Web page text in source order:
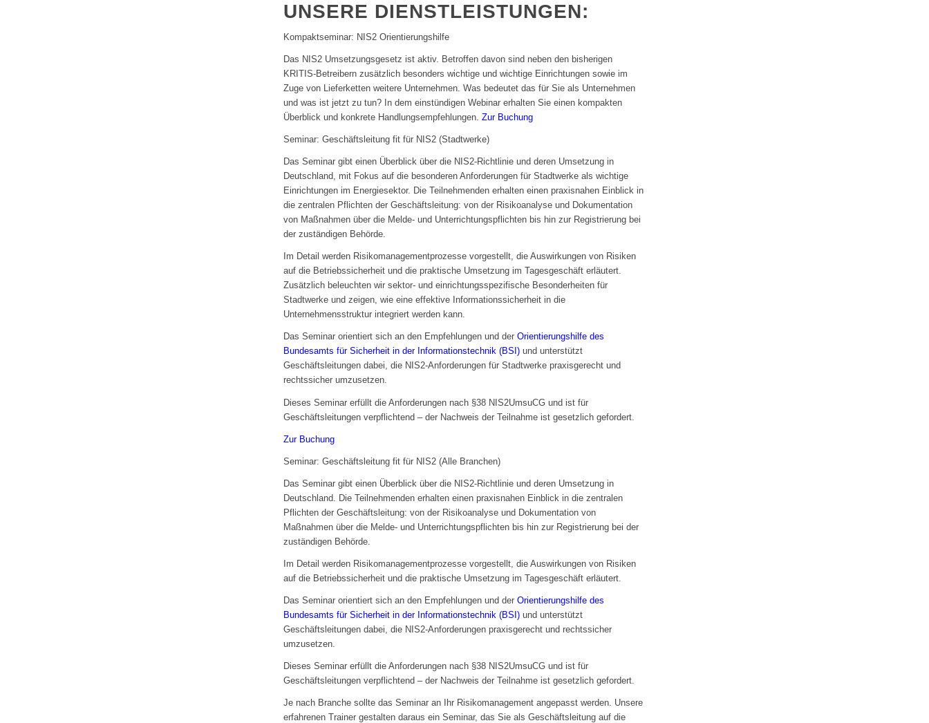
UNSERE DIENSTLEISTUNGEN:
Kompaktseminar: NIS2 Orientierungshilfe
Das NIS2 Umsetzungsgesetz ist aktiv. Betroffen davon sind neben den bisherigen
KRITIS-Betreibern zusätzlich besonders wichtige und wichtige Einrichtungen sowie im
Zuge von Lieferketten weitere Unternehmen. Was bedeutet das für Sie als Unternehmen
und was ist jetzt zu tun? In dem einstündigen Webinar erhalten Sie einen kompakten
Überblick und konkrete Handlungsempfehlungen. Zur Buchung
Seminar: Geschäftsleitung fit für NIS2 (Stadtwerke)
Das Seminar gibt einen Überblick über die NIS2-Richtlinie und deren Umsetzung in
Deutschland, mit Fokus auf die besonderen Anforderungen für Stadtwerke als wichtige
Einrichtungen im Energiesektor. Die Teilnehmenden erhalten einen praxisnahen Einblick in
die zentralen Pflichten der Geschäftsleitung: von der Risikoanalyse und Dokumentation
von Maßnahmen über die Melde- und Unterrichtungspflichten bis hin zur Registrierung bei
der zuständigen Behörde.
Im Detail werden Risikomanagementprozesse vorgestellt, die Auswirkungen von Risiken
auf die Betriebssicherheit und die praktische Umsetzung im Tagesgeschäft erläutert.
Zusätzlich beleuchten wir sektor- und einrichtungsspezifische Besonderheiten für
Stadtwerke und zeigen, wie eine effektive Informationssicherheit in die
Unternehmensstruktur integriert werden kann.
Das Seminar orientiert sich an den Empfehlungen und der Orientierungshilfe des
Bundesamts für Sicherheit in der Informationstechnik (BSI)und unterstützt
Geschäftsleitungen dabei, die NIS2-Anforderungen für Stadtwerke praxisgerecht und
rechtssicher umzusetzen.
Dieses Seminar erfüllt die Anforderungen nach §38 NIS2UmsuCG und ist für
Geschäftsleitungen verpflichtend – der Nachweis der Teilnahme ist gesetzlich gefordert.
Zur Buchung
Seminar: Geschäftsleitung fit für NIS2 (Alle Branchen)
Das Seminar gibt einen Überblick über die NIS2-Richtlinie und deren Umsetzung in
Deutschland. Die Teilnehmenden erhalten einen praxisnahen Einblick in die zentralen
Pflichten der Geschäftsleitung: von der Risikoanalyse und Dokumentation von
Maßnahmen über die Melde- und Unterrichtungspflichten bis hin zur Registrierung bei der
zuständigen Behörde.
Im Detail werden Risikomanagementprozesse vorgestellt, die Auswirkungen von Risiken
auf die Betriebssicherheit und die praktische Umsetzung im Tagesgeschäft erläutert.
Das Seminar orientiert sich an den Empfehlungen und der Orientierungshilfe des
Bundesamts für Sicherheit in der Informationstechnik (BSI)und unterstützt
Geschäftsleitungen dabei, die NIS2-Anforderungen praxisgerecht und rechtssicher
umzusetzen.
Dieses Seminar erfüllt die Anforderungen nach §38 NIS2UmsuCG und ist für
Geschäftsleitungen verpflichtend – der Nachweis der Teilnahme ist gesetzlich gefordert.
Je nach Branche sollte das Seminar an Ihr Risikomanagement angepasst werden. Unsere
erfahrenen Trainer gestalten daraus ein Seminar, das Sie als Geschäftsleitung auf die